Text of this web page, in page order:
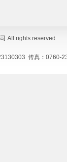
All rights reserved.
传真：0760-